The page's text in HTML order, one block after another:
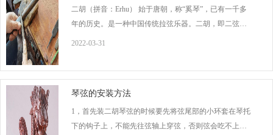
二胡（拼音：Erhu） 始于唐朝，称“奚琴”，已有一千多
年的历史。是一种中国传统拉弦乐器。二胡，即二弦胡
琴，又名“南胡”、“嗡子”，二胡是中华民族乐器家族中主
个少数民族，原
2022-03-31
琴弦的安装方法
1，首先装二胡琴弦的时候要先将弦尾部的小环套在琴托
下的钩子上，不能先往弦轴上穿弦，否则弦会吃不上